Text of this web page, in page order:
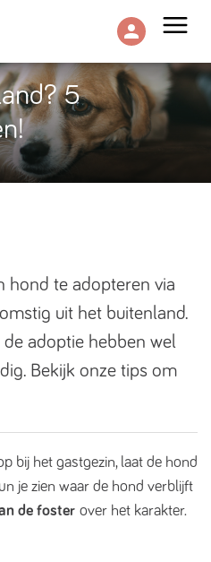
5
hond te adopteren via
uit het buitenland.
adoptie hebben wel
Bekijk onze tips om
bij het gastgezin, laat de hond
je zien waar de hond verblijft
de foster over het karakter.